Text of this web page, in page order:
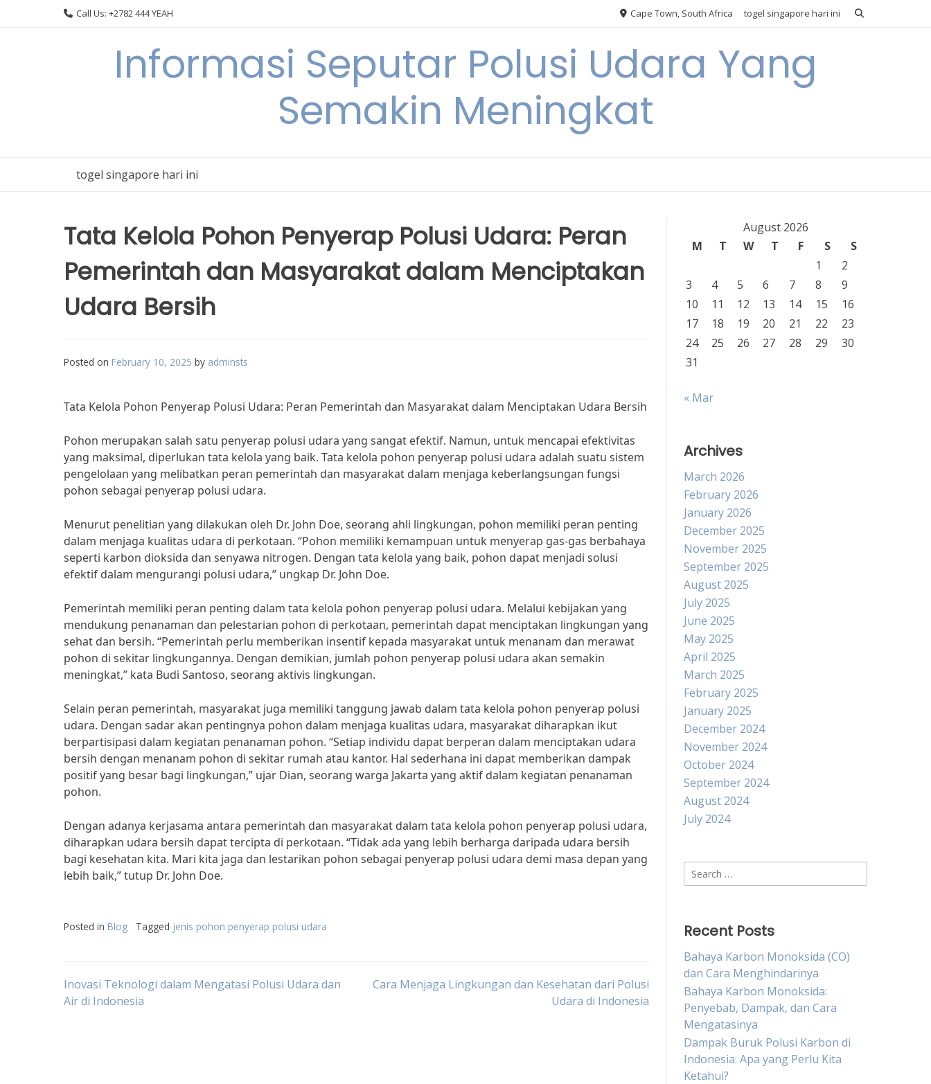
Call Us: +2782 444 YEAH Cape Town, South Africa togel singapore hari ini
Informasi Seputar Polusi Udara Yang
Semakin Meningkat
togel singapore hari ini
Tata Kelola Pohon Penyerap Polusi Udara: Peran
Pemerintah dan Masyarakat dalam Menciptakan
Udara Bersih
Posted on February 10, 2025 by adminsts
Tata Kelola Pohon Penyerap Polusi Udara: Peran Pemerintah dan Masyarakat dalam Menciptakan Udara Bersih
Pohon merupakan salah satu penyerap polusi udara yang sangat efektif. Namun, untuk mencapai efektivitas
yang maksimal, diperlukan tata kelola yang baik. Tata kelola pohon penyerap polusi udara adalah suatu sistem
pengelolaan yang melibatkan peran pemerintah dan masyarakat dalam menjaga keberlangsungan fungsi
pohon sebagai penyerap polusi udara.
Menurut penelitian yang dilakukan oleh Dr. John Doe, seorang ahli lingkungan, pohon memiliki peran penting
dalam menjaga kualitas udara di perkotaan. “Pohon memiliki kemampuan untuk menyerap gas-gas berbahaya
seperti karbon dioksida dan senyawa nitrogen. Dengan tata kelola yang baik, pohon dapat menjadi solusi
efektif dalam mengurangi polusi udara,” ungkap Dr. John Doe.
Pemerintah memiliki peran penting dalam tata kelola pohon penyerap polusi udara. Melalui kebijakan yang
mendukung penanaman dan pelestarian pohon di perkotaan, pemerintah dapat menciptakan lingkungan yang
sehat dan bersih. “Pemerintah perlu memberikan insentif kepada masyarakat untuk menanam dan merawat
pohon di sekitar lingkungannya. Dengan demikian, jumlah pohon penyerap polusi udara akan semakin
meningkat,” kata Budi Santoso, seorang aktivis lingkungan.
Selain peran pemerintah, masyarakat juga memiliki tanggung jawab dalam tata kelola pohon penyerap polusi
udara. Dengan sadar akan pentingnya pohon dalam menjaga kualitas udara, masyarakat diharapkan ikut
berpartisipasi dalam kegiatan penanaman pohon. “Setiap individu dapat berperan dalam menciptakan udara
bersih dengan menanam pohon di sekitar rumah atau kantor. Hal sederhana ini dapat memberikan dampak
positif yang besar bagi lingkungan,” ujar Dian, seorang warga Jakarta yang aktif dalam kegiatan penanaman
pohon.
Dengan adanya kerjasama antara pemerintah dan masyarakat dalam tata kelola pohon penyerap polusi udara,
diharapkan udara bersih dapat tercipta di perkotaan. “Tidak ada yang lebih berharga daripada udara bersih
bagi kesehatan kita. Mari kita jaga dan lestarikan pohon sebagai penyerap polusi udara demi masa depan yang
lebih baik,” tutup Dr. John Doe.
Posted in Blog Tagged jenis pohon penyerap polusi udara
Post
Inovasi Teknologi dalam Mengatasi Polusi Udara dan
Air di Indonesia
Cara Menjaga Lingkungan dan Kesehatan dari Polusi
Udara di Indonesia
August 2026
M
T W T F S
S
1
2
3
4 5 6 7 8
9
10
11 12 13 14 15
16
17
18 19 20 21 22
23
24
25 26 27 28 29
30
31
« Mar
Archives
March 2026
February 2026
January 2026
December 2025
November 2025
September 2025
August 2025
July 2025
June 2025
May 2025
April 2025
March 2025
February 2025
January 2025
December 2024
November 2024
October 2024
September 2024
August 2024
July 2024
Search
for:
Recent Posts
Bahaya Karbon Monoksida (CO)
dan Cara Menghindarinya
Bahaya Karbon Monoksida:
Penyebab, Dampak, dan Cara
Mengatasinya
Dampak Buruk Polusi Karbon di
Indonesia: Apa yang Perlu Kita
Ketahui?